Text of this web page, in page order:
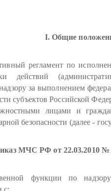
I. Общие
регламент по
действий
за выполнением
субъектов Российской
лицами и
безопасности (далее -
МЧС РФ от 22.03.2010 №
функции по
с: